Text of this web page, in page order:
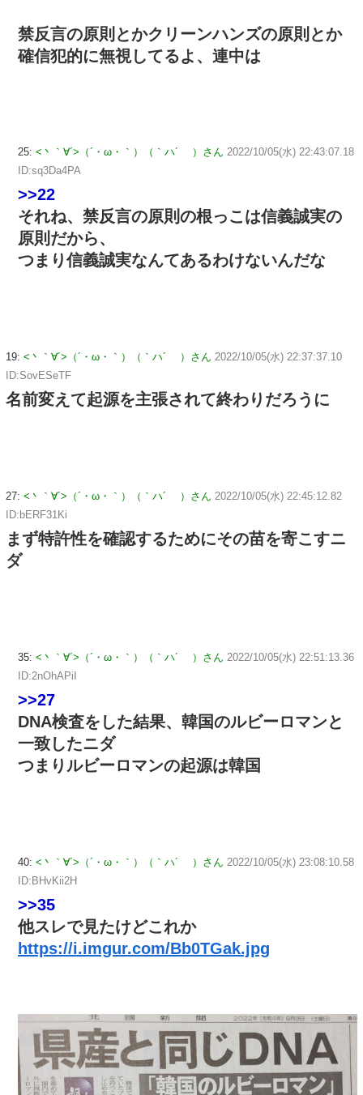
禁反言の原則とかクリーンハンズの原則とか
確信犯的に無視してるよ、連中は
25: <丶｀∀´>（´・ω・｀）（｀ハ´ ）さん 2022/10/05(水) 22:43:07.18
ID:sq3Da4PA
>>22
それね、禁反言の原則の根っこは信義誠実の
原則だから、
つまり信義誠実なんてあるわけないんだな
19: <丶｀∀´>（´・ω・｀）（｀ハ´ ）さん 2022/10/05(水) 22:37:37.10
ID:SovESeTF
名前変えて起源を主張されて終わりだろうに
27: <丶｀∀´>（´・ω・｀）（｀ハ´ ）さん 2022/10/05(水) 22:45:12.82
ID:bERF31Ki
まず特許性を確認するためにその苗を寄こすニ
ダ
35: <丶｀∀´>（´・ω・｀）（｀ハ´ ）さん 2022/10/05(水) 22:51:13.36
ID:2nOhAPiI
>>27
DNA検査をした結果、韓国のルビーロマンと
一致したニダ
つまりルビーロマンの起源は韓国
40: <丶｀∀´>（´・ω・｀）（｀ハ´ ）さん 2022/10/05(水) 23:08:10.58
ID:BHvKii2H
>>35
他スレで見たけどこれか
https://i.imgur.com/Bb0TGak.jpg